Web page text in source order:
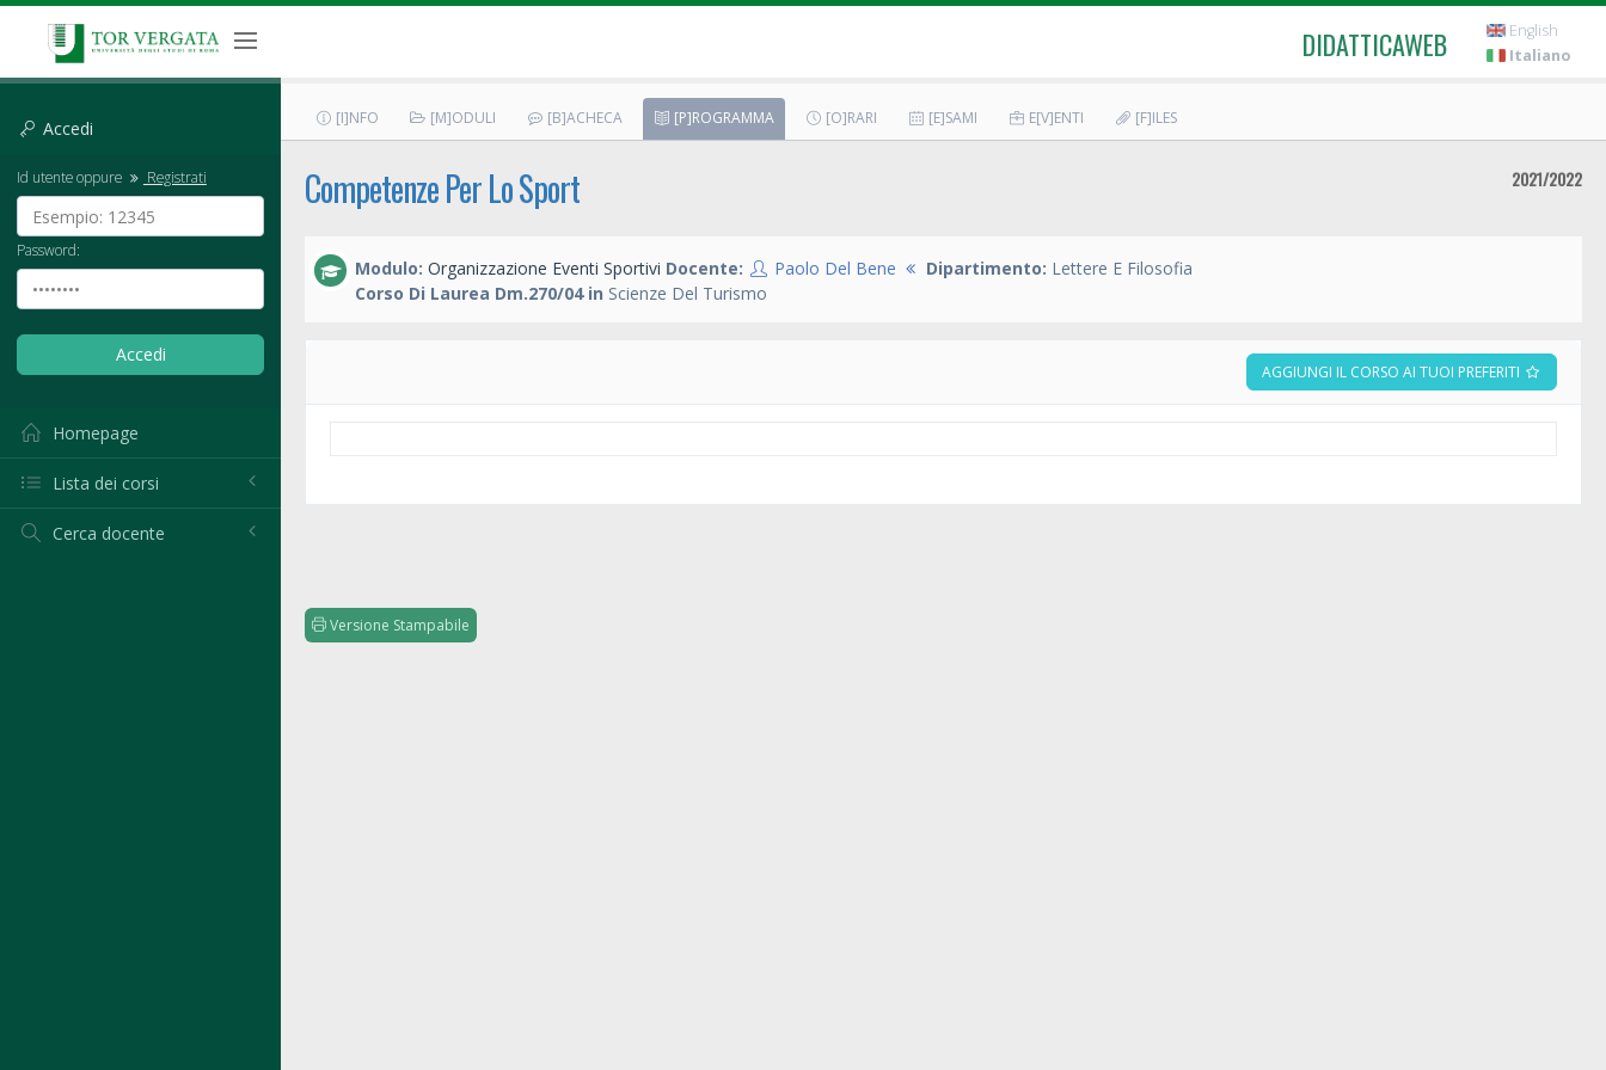
DIDATTICAWEB
English
Italiano
Accedi
Id utente oppure Registrati
Password:
Homepage
Lista dei corsi
Cerca docente
[I]NFO [M]ODULI [B]ACHECA [P]ROGRAMMA [O]RARI [E]SAMI E[V]ENTI [F]ILES
Competenze Per Lo Sport 2021/2022
Modulo: Organizzazione Eventi Sportivi Docente: Paolo Del Bene Dipartimento: Lettere E Filosofia
Corso Di Laurea Dm.270/04 in Scienze Del Turismo
AGGIUNGI IL CORSO AI TUOI PREFERITI
Versione Stampabile